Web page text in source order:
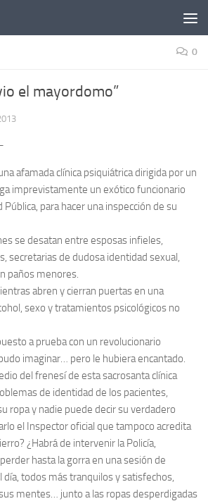
0
el mayordomo”
afamada clínica psiquiátrica dirigida por un
imprevistamente un exótico funcionario
para hacer una inspección de su
se desatan entre esposas infieles,
secretarias de dudosa identidad sexual,
paños menores.
abren y cierran puertas en una
sexo y tratamientos psicológicos no
a prueba con un revolucionario
imaginar… pero le hubiera encantado.
del frenesí de esta sacrosanta clínica
de identidad de los pacientes,
ropa y nadie puede decir su verdadero
el Inspector oficial que tampoco acredita
¿Habrá de intervenir la Policía,
hasta la gorra en una sesión de
día, todos más tranquilos y satisfechos,
mentes… junto a las ropas desperdigadas